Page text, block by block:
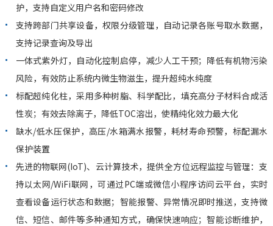
护，支持自定义用户名和密码修改
支持跨部门共享设备，权限分级管理，自动记录各账号取水数据，
支持记录查询及导出
一体式紫外灯，自动化控制启停，减少人工干预；降低有机物污染
风险，有效防止系统内微生物滋生，提升超纯水纯度
标配超纯化柱，采用多种树脂、科学配比，填充高分子材料合成活
性炭；有效去除离子，降低TOC溶出，使精纯化效力最大化
缺水/低水压保护，高压/水箱满水报警，耗材寿命预警，标配漏水
保护装置
先进的物联网(IoT)、云计算技术，提供全方位远程监控与管理：支
持以太网/WiFi联网，可通过PC端或微信小程序访问云平台，实时
查看设备运行状态和数据；智能报警、异常情况即时推送，支持微
信、短信、邮件等多种通知方式，确保快速响应；智能诊断维护，